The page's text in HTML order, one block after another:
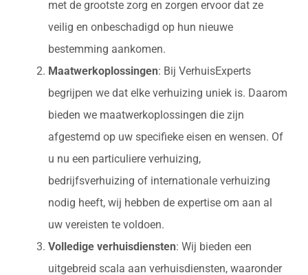
met de grootste zorg en zorgen ervoor dat ze
veilig en onbeschadigd op hun nieuwe
bestemming aankomen.
Maatwerkoplossingen: Bij VerhuisExperts
begrijpen we dat elke verhuizing uniek is. Daarom
bieden we maatwerkoplossingen die zijn
afgestemd op uw specifieke eisen en wensen. Of
u nu een particuliere verhuizing,
bedrijfsverhuizing of internationale verhuizing
nodig heeft, wij hebben de expertise om aan al
uw vereisten te voldoen.
Volledige verhuisdiensten: Wij bieden een
uitgebreid scala aan verhuisdiensten, waaronder